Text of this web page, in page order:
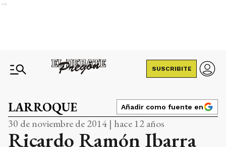
Ads
SUSCRIBITE
LARROQUE Añadir como fuente en
30 de noviembre de 2014 | hace 12 años
Ricardo Ramón Ibarra